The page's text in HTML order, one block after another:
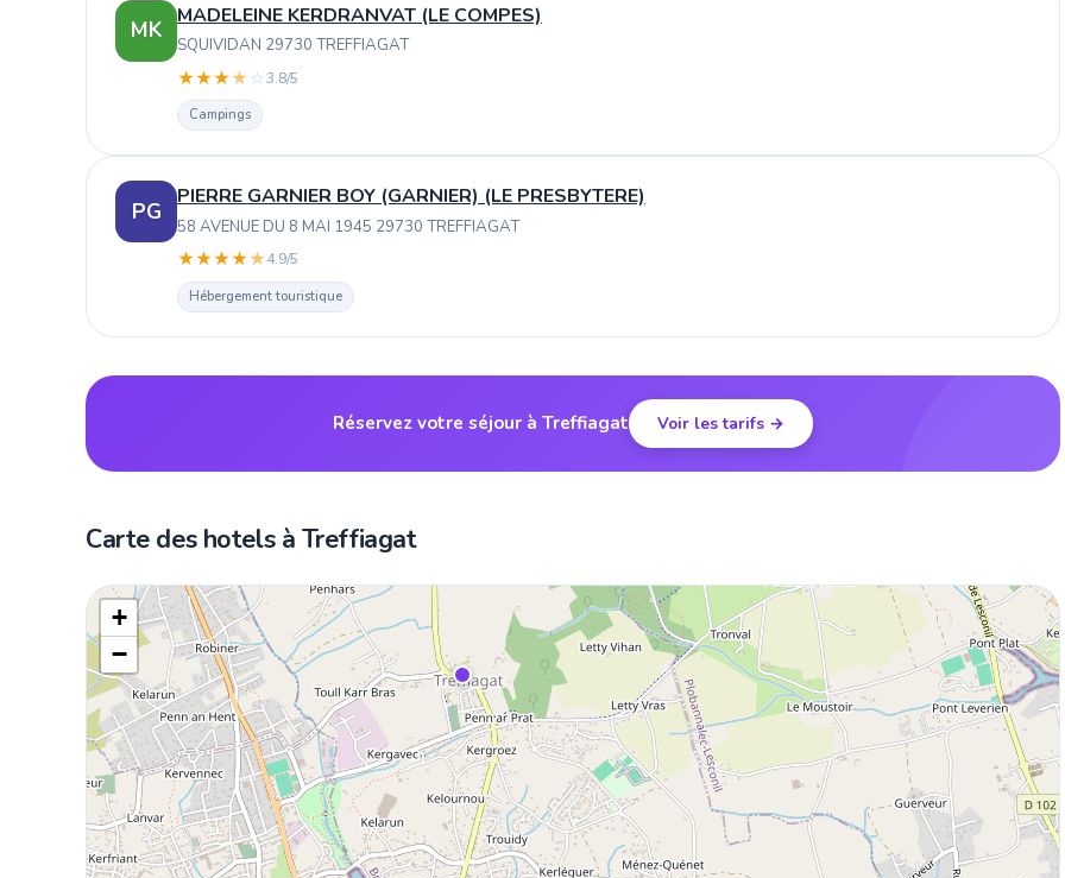
MK
MADELEINE KERDRANVAT (LE COMPES)
SQUIVIDAN 29730 TREFFIAGAT
★★★★ ☆3.8/5
Campings
PG
PIERRE GARNIER BOY (GARNIER) (LE PRESBYTERE)
58 AVENUE DU 8 MAI 1945 29730 TREFFIAGAT
★★★★★4.9/5
Hébergement touristique
Réservez votre séjour à Treffiagat Voir les tarifs →
Carte des hotels à Treffiagat
+
−